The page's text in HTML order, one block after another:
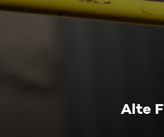
Alte